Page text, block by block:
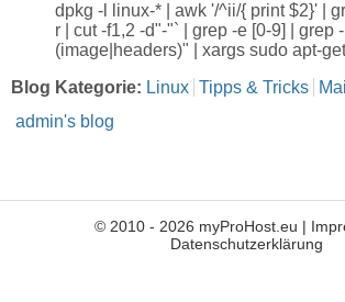
dpkg -l linux-* | awk '/^ii/{ print $2}' |
r | cut -f1,2 -d"-"` | grep -e [0-9] | grep
(image|headers)" | xargs sudo apt-
Blog Kategorie: Linux Tipps & Tricks
admin's blog
© 2010 - 2026 myProHost.eu |
Datenschutzerklärung